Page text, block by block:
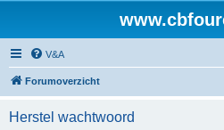
V&A
Forumoverzicht
Herstel wachtwoord